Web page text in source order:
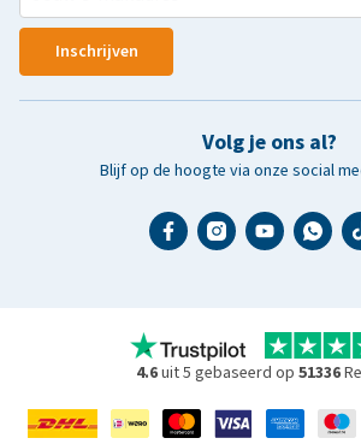
Inschrijven
Volg je ons al?
Blijf op de hoogte via onze social
4.6uit 5 gebaseerd op 51336